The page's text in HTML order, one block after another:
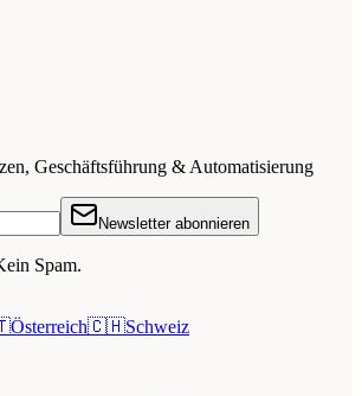
Geschäftsführung & Automatisierung
Newsletter abonnieren
Spam.
Österreich🇨🇭Schweiz